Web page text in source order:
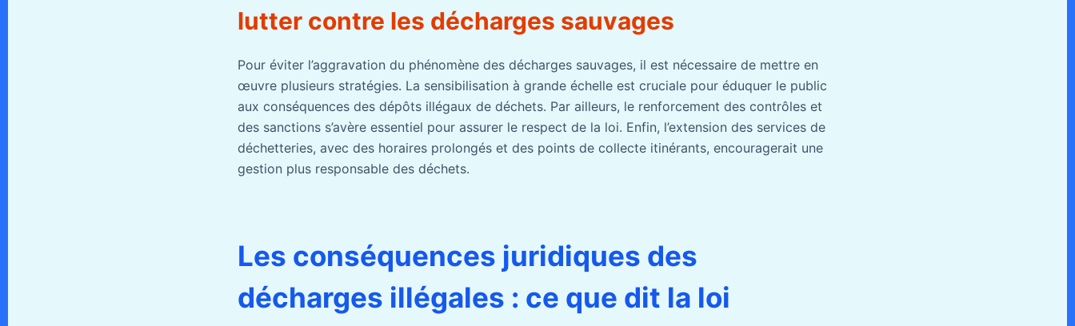
lutter contre les décharges sauvages
Pour éviter l’aggravation du phénomène des décharges sauvages, il est nécessaire de mettre en
œuvre plusieurs stratégies. La sensibilisation à grande échelle est cruciale pour éduquer le public
aux conséquences des dépôts illégaux de déchets. Par ailleurs, le renforcement des contrôles et
des sanctions s’avère essentiel pour assurer le respect de la loi. Enfin, l’extension des services de
déchetteries, avec des horaires prolongés et des points de collecte itinérants, encouragerait une
gestion plus responsable des déchets.
Les conséquences juridiques des
décharges illégales : ce que dit la loi